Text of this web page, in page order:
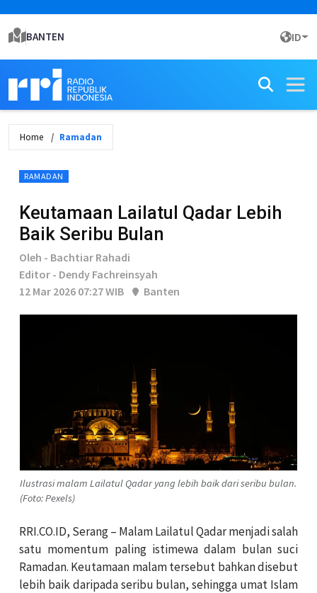
BANTEN ID
Home Ramadan
RAMADAN
Keutamaan Lailatul Qadar Lebih
Baik Seribu Bulan
Oleh - Bachtiar Rahadi
Editor - Dendy Fachreinsyah
12 Mar 2026 07:27 WIB
Banten
Ilustrasi malam Lailatul Qadar yang lebih baik dari seribu bulan.
(Foto: Pexels)
RRI.CO.ID, Serang – Malam Lailatul Qadar menjadi salah
satu momentum paling istimewa dalam bulan suci
Ramadan. Keutamaan malam tersebut bahkan disebut
lebih baik daripada seribu bulan, sehingga umat Islam